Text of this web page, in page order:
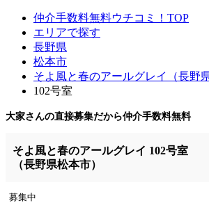
仲介手数料無料ウチコミ！TOP
エリアで探す
長野県
松本市
そよ風と春のアールグレイ（長野
102号室
大家さんの直接募集だから仲介手数料無料
そよ風と春のアールグレイ 102号室
（長野県松本市）
募集中